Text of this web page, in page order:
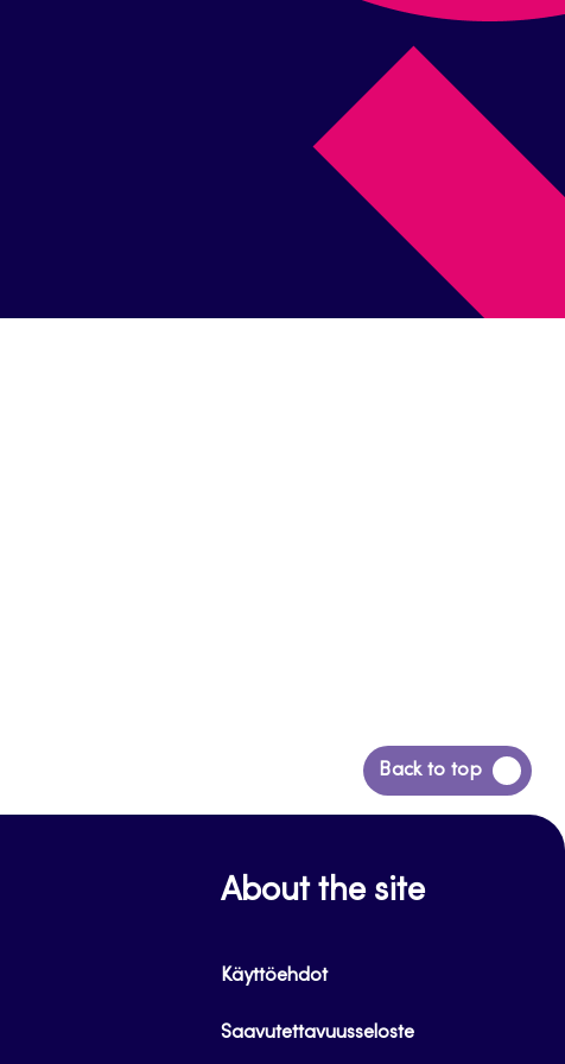
Back to top
Siirry
takaisin
About the site
Käyttöehdot
Saavutettavuusseloste